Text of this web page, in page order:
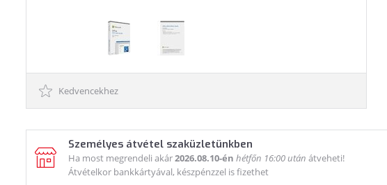
Kedvencekhez
Személyes átvétel szaküzletünkben
Ha most megrendeli akár2026.08.10-én hétfőn 16:00 után átveheti!
Átvételkor bankkártyával, készpénzzel is fizethet